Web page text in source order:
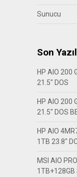
Sunucu
Son
HP AIO 200
21.5″ DOS
HP AIO 200
21.5″ DOS
HP AIO
1TB 23.8″
MSI AIO
1TB+128GB